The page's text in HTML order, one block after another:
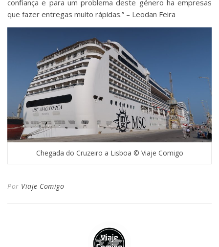
confiança e para um problema deste género ha empresas
que fazer entregas muito rápidas.” – ‪Leodan Feira‬‬‪‬‬‬
Chegada do Cruzeiro a Lisboa © Viaje Comigo
Por Viaje Comigo